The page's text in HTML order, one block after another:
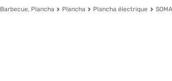
Barbecue, Plancha Plancha Plancha électrique